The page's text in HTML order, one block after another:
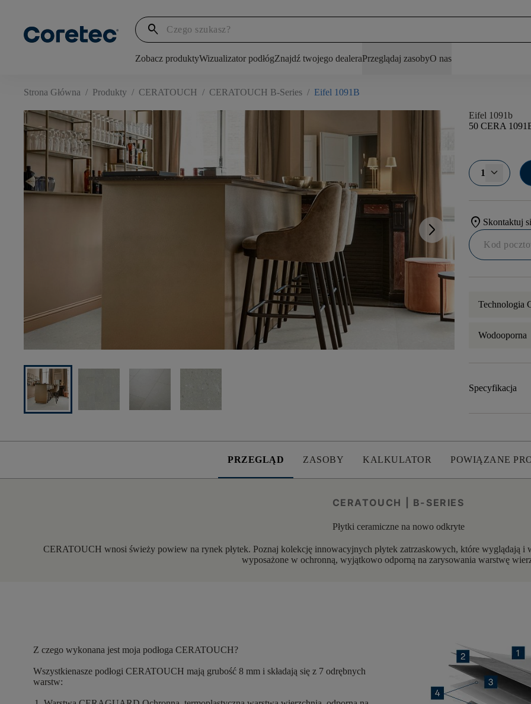
search
Zobacz produktyWizualizator podłógZnajdź twojego dealeraPrzeglądaj zasobyO nas
Strona Główna / Produkty / CERATOUCH / CERATOUCH B-Series / Eifel 1091B
arrow_forward_ios
Eifel 1091b
50 CERA
1
location_on Skontaktuj
Technologia
Wodooporna
Specyfikacja
PRZEGLĄD ZASOBY KALKULATOR POWIĄZANE
CERATOUCH | B-SERIES
Płytki ceramiczne na nowo odkryte
CERATOUCH wnosi świeży powiew na rynek płytek. Poznaj kolekcję innowacyjnych płytek zatrzaskowych, które wyglądają i
wyposażone w ochronną, wyjątkowo odporną na zarysowania warstwę
Z czego wykonana jest moja podłoga CERATOUCH?
Wszystkienasze podłogi CERATOUCH mają grubość 8 mm i składają się z 7 odrębnych
warstw: